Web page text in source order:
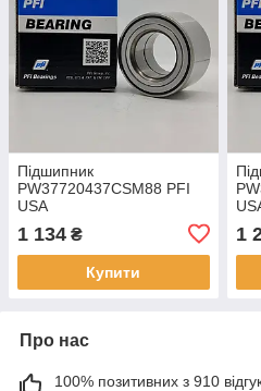
Підшипник
PW37720437CSM88 PFI
USA
1 134 ₴
Купити
1
Про нас
100% позитивних з 910